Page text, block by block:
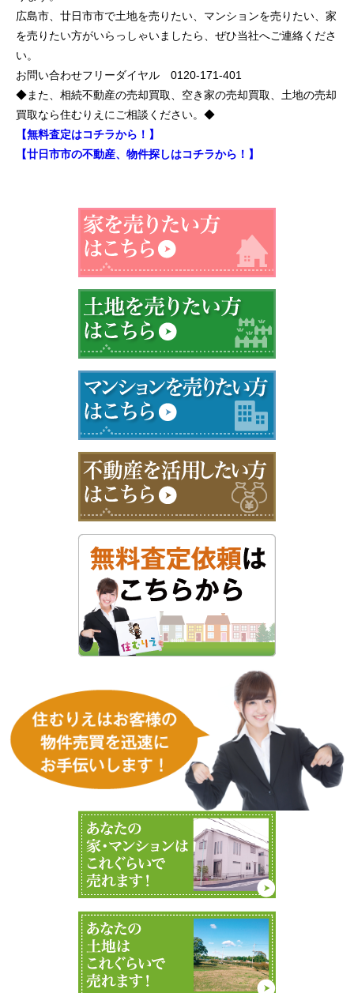
広島市、廿日市市で土地を売りたい、マンションを売りたい、家
を売りたい方がいらっしゃいましたら、ぜひ当社へご連絡くださ
い。
お問い合わせフリーダイヤル 0120-171-401
◆また、相続不動産の売却買取、空き家の売却買取、土地の売却
買取なら住むりえにご相談ください。◆
【無料査定はコチラから！】
【廿日市市の不動産、物件探しはコチラから！】